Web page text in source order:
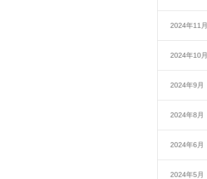
2024年11月
2024年10月
2024年9月
2024年8月
2024年6月
2024年5月